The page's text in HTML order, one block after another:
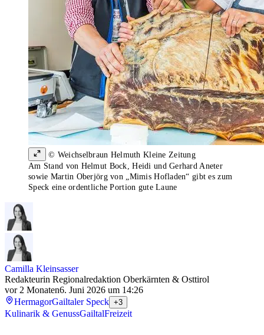
© Weichselbraun Helmuth Kleine Zeitung
Am Stand von Helmut Bock, Heidi und Gerhard Aneter
sowie Martin Oberjörg von „Mimis Hofladen“ gibt es zum
Speck eine ordentliche Portion gute Laune
Camilla Kleinsasser
Redakteurin Regionalredaktion Oberkärnten & Osttirol
vor 2 Monaten6. Juni 2026 um 14:26
HermagorGailtaler Speck +3
Kulinarik & GenussGailtalFreizeit